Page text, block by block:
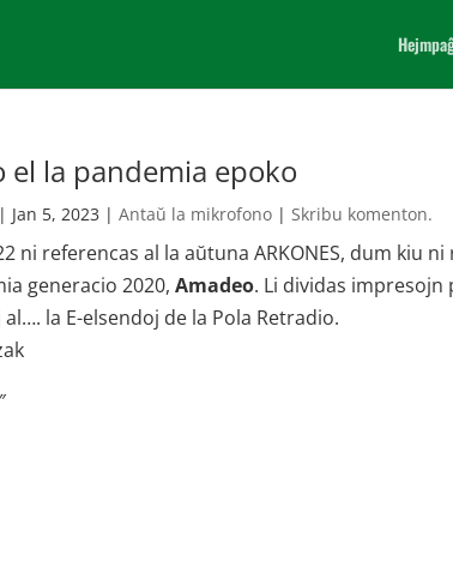
la pandemia epoko
| Jan 5, 2023 |Antaŭ la mikrofono |Skribu komenton.
ni referencas al la aŭtuna ARKONES, dum kiu
generacio 2020,Amadeo. Li dividas impresojn
la E-elsendoj de la Pola Retradio.